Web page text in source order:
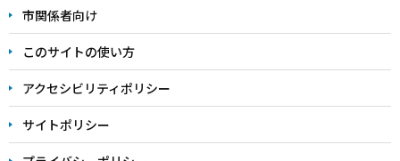
こ
ま
市関係者向け
このサイトの使い方
アクセシビリティポリシー
サイトポリシー